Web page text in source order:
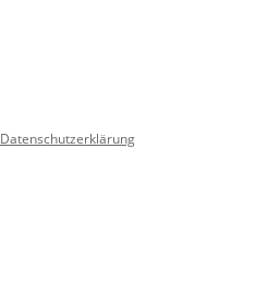
Datenschutzerklärung